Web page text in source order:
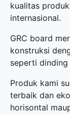
kualitas
internasional.
GRC board
konstruksi
seperti
Produk kami
terbaik dan
horisontal